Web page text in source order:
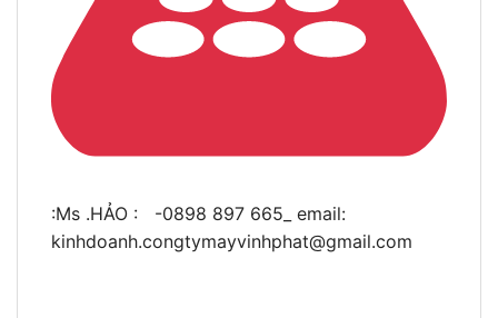
:Ms .HẢO : -0898 897 665_ email:
kinhdoanh.congtymayvinhphat@gmail.com